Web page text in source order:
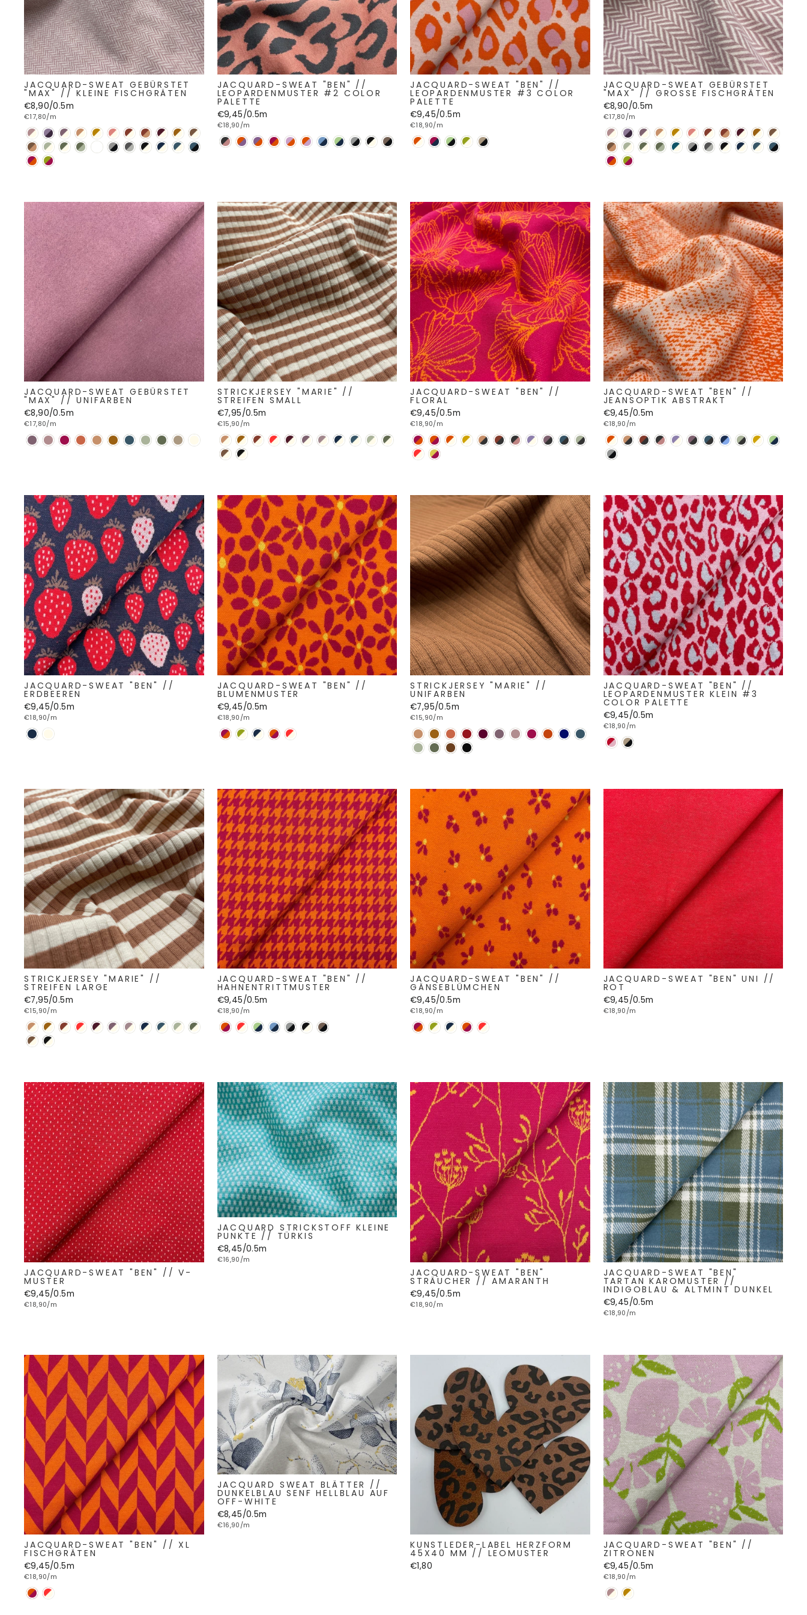
JACQUARD-SWEAT GEBÜRSTET
"MAX" // KLEINE FISCHGRÄTEN
€8,90/0.5m
€17,80/m
JACQUARD-SWEAT "BEN" //
LEOPARDENMUSTER #2 COLOR
PALETTE
€9,45/0.5m
€18,90/m
JACQUARD-SWEAT "BEN" //
LEOPARDENMUSTER #3 COLOR
PALETTE
€9,45/0.5m
€18,90/m
JACQUARD-SWEAT GEBÜRSTET
"MAX" // GROSSE FISCHGRÄTEN
€8,90/0.5m
€17,80/m
JACQUARD-SWEAT GEBÜRSTET
"MAX" // UNIFARBEN
€8,90/0.5m
€17,80/m
STRICKJERSEY "MARIE" //
STREIFEN SMALL
€7,95/0.5m
€15,90/m
JACQUARD-SWEAT "BEN" //
FLORAL
€9,45/0.5m
€18,90/m
JACQUARD-SWEAT "BEN" //
JEANSOPTIK ABSTRAKT
€9,45/0.5m
€18,90/m
JACQUARD-SWEAT "BEN" //
ERDBEEREN
€9,45/0.5m
€18,90/m
JACQUARD-SWEAT "BEN" //
BLUMENMUSTER
€9,45/0.5m
€18,90/m
STRICKJERSEY "MARIE" //
UNIFARBEN
€7,95/0.5m
€15,90/m
JACQUARD-SWEAT "BEN" //
LEOPARDENMUSTER KLEIN #3
COLOR PALETTE
€9,45/0.5m
€18,90/m
STRICKJERSEY "MARIE" //
STREIFEN LARGE
€7,95/0.5m
€15,90/m
JACQUARD-SWEAT "BEN" //
HAHNENTRITTMUSTER
€9,45/0.5m
€18,90/m
JACQUARD-SWEAT "BEN" //
GÄNSEBLÜMCHEN
€9,45/0.5m
€18,90/m
JACQUARD-SWEAT "BEN" UNI //
ROT
€9,45/0.5m
€18,90/m
JACQUARD-SWEAT "BEN" // V-
MUSTER
€9,45/0.5m
€18,90/m
JACQUARD STRICKSTOFF KLEINE
PUNKTE // TÜRKIS
€8,45/0.5m
€16,90/m
JACQUARD-SWEAT "BEN"
STRÄUCHER // AMARANTH
€9,45/0.5m
€18,90/m
JACQUARD-SWEAT "BEN"
TARTAN KAROMUSTER //
INDIGOBLAU & ALTMINT DUNKEL
€9,45/0.5m
€18,90/m
JACQUARD-SWEAT "BEN" // XL
FISCHGRÄTEN
€9,45/0.5m
€18,90/m
JACQUARD SWEAT BLÄTTER //
DUNKELBLAU SENF HELLBLAU AUF
OFF-WHITE
€8,45/0.5m
€16,90/m
KUNSTLEDER-LABEL HERZFORM
45X40 MM // LEOMUSTER
€1,80
JACQUARD-SWEAT "BEN" //
ZITRONEN
€9,45/0.5m
€18,90/m